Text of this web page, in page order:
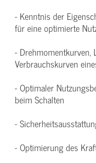
- Kenntnis der
für eine optimierte
- Drehmomentkurven,
Verbrauchskurven
- Optimaler
beim Schalten
-
- Optimierung des